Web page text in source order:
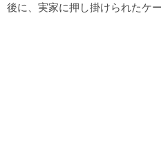
後に、実家に押し掛けられたケ